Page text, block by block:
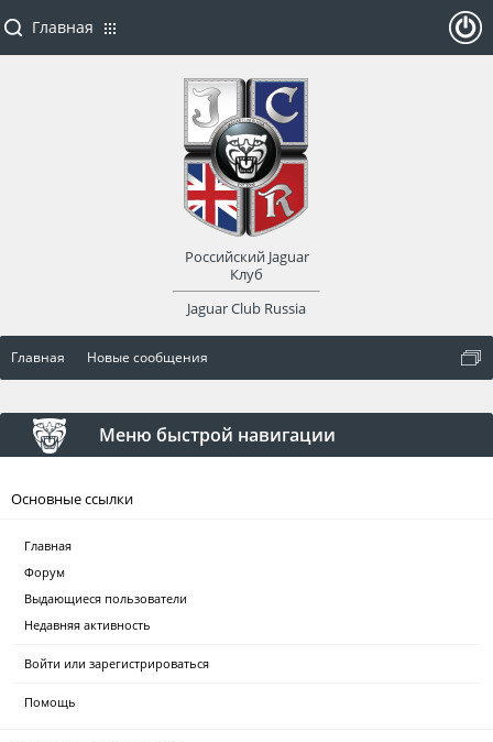
Главная Новые сообщения
Меню быстрой навигации
Основные ссылки
Главная
Форум
Выдающиеся пользователи
Недавняя активность
Войти или зарегистрироваться
Помощь
Главная
Российский Jaguar
Клуб
Jaguar Club Russia
оват